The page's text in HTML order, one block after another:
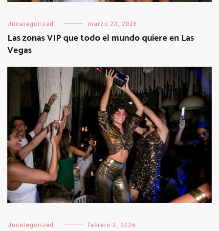
Uncategorized marzo 23, 2026
Las zonas VIP que todo el mundo quiere en Las
Vegas
Uncategorized febrero 2, 2026